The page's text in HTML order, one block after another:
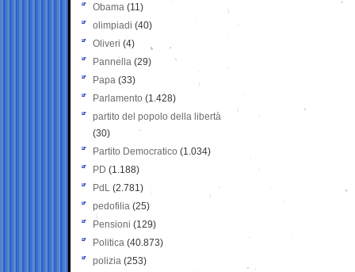
Obama (11)
olimpiadi (40)
Oliveri (4)
Pannella (29)
Papa (33)
Parlamento (1.428)
partito del popolo della libertà
(30)
Partito Democratico (1.034)
PD (1.188)
PdL (2.781)
pedofilia (25)
Pensioni (129)
Politica (40.873)
polizia (253)